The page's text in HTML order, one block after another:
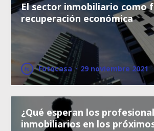
El sector inmobiliario como
recuperación económica
Fotocasa · 29 noviembre 2021
¿Qué esperan los
inmobiliarios en los